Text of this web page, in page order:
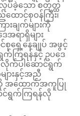
ပ်ခဲ့သော စတုတ္ထ
ောင်စုဝန်ကြီး၊
းချက်များကို
အရာရှိများ
င်စုရှေ့နေချုပ် အဖွင့်
က်ကြရန်နှင့် ဥပဒေ
လိုက်ပါဆောင်ရွက်
ျားနှင့်အညီ
းကို အထောက်အကူပြု
ာင်ရွက်ကြရန်လို